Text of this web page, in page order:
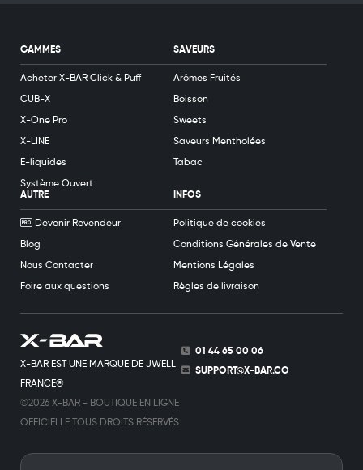
X-BAR EST UNE MARQUE DE JWELL
FRANCE®
©2026 X-BAR - BOUTIQUE EN LIGNE
OFFICIELLE TOUS DROITS RÉSERVÉS
01 44 65 00 06
SUPPORT@X-BAR.CO
GAMMES
Acheter X-BAR Click & Puff
CUB-X
X-One Pro
X-LINE
E-liquides
Système Ouvert
SAVEURS
Arômes Fruités
Boisson
Sweets
Saveurs Mentholées
Tabac
AUTRE
Devenir Revendeur
Blog
Nous Contacter
Foire aux questions
INFOS
Politique de cookies
Conditions Générales de Vente
Mentions Légales
Règles de livraison